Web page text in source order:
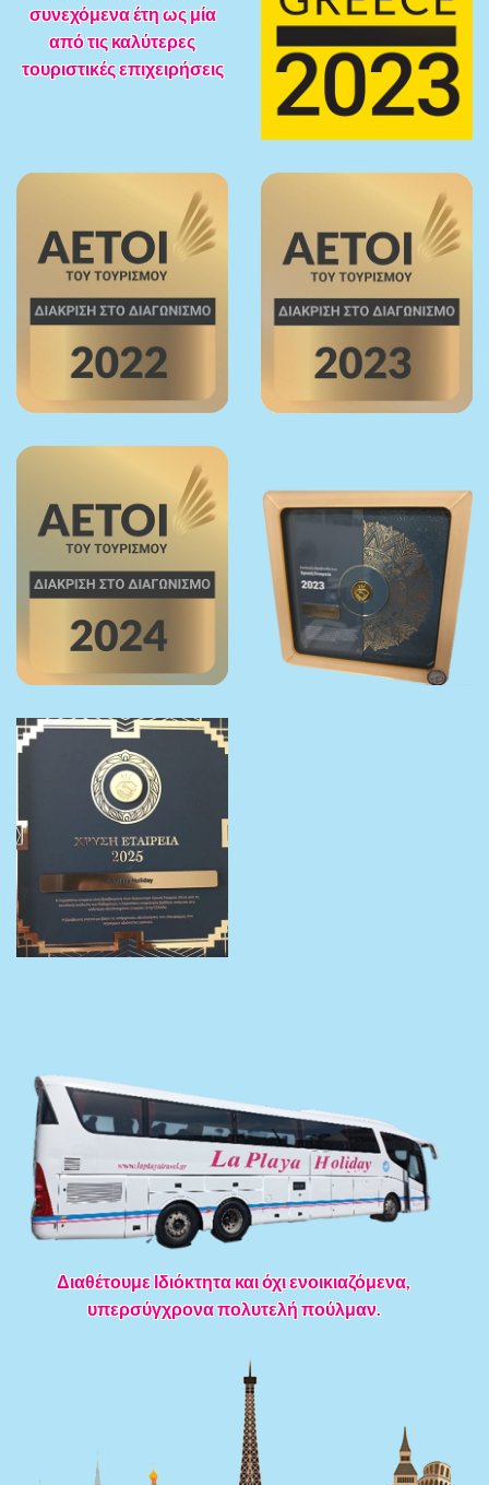
συνεχόμενα έτη ως μία
από τις καλύτερες
τουριστικές επιχειρήσεις
Διαθέτουμε Ιδιόκτητα και όχι ενοικιαζόμενα,
υπερσύγχρονα πολυτελή πούλμαν.